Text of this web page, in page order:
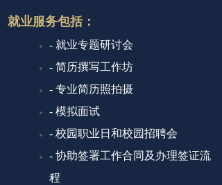
就业服务包括：
- 就业专题研讨会
- 简历撰写工作坊
- 专业简历照拍摄
- 模拟面试
- 校园职业日和校园招聘会
- 协助签署工作合同及办理签证流
程